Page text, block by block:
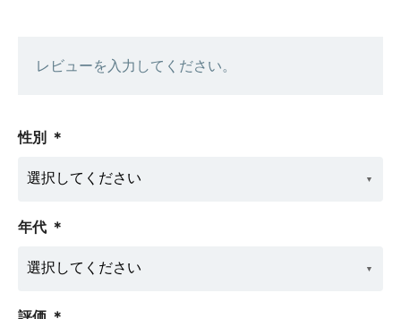
レビューを入力してください。
性別 ＊
年代 ＊